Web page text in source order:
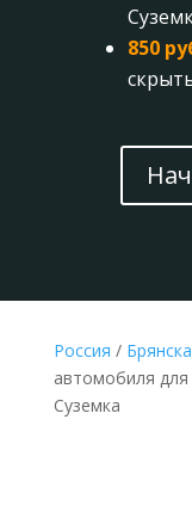
850
Россия /
автомобиля для
Суземка